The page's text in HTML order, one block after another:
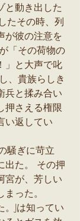
と動き出した
たその時、列
が彼の注意を
「その荷物の
」と大声で叱
、貴族らしき
兵と揉み合い
押さえる権限
い返してい
騒ぎに苛立
出た。 その押
宮が、芳しい
った。
Jは知ってい